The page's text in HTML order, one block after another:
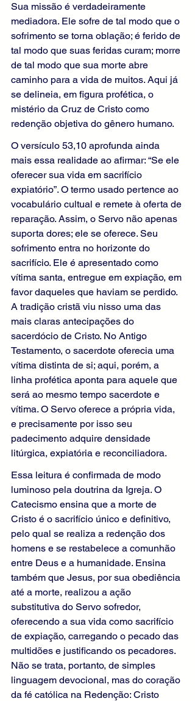
Sua missão é verdadeiramente
mediadora. Ele sofre de tal modo que o
sofrimento se torna oblação; é ferido de
tal modo que suas feridas curam; morre
de tal modo que sua morte abre
caminho para a vida de muitos. Aqui já
se delineia, em figura profética, o
mistério da Cruz de Cristo como
redenção objetiva do gênero humano.
O versículo 53,10 aprofunda ainda
mais essa realidade ao afirmar: “Se ele
oferecer sua vida em sacrifício
expiatório”. O termo usado pertence ao
vocabulário cultual e remete à oferta de
reparação. Assim, o Servo não apenas
suporta dores; ele se oferece. Seu
sofrimento entra no horizonte do
sacrifício. Ele é apresentado como
vítima santa, entregue em expiação, em
favor daqueles que haviam se perdido.
A tradição cristã viu nisso uma das
mais claras antecipações do
sacerdócio de Cristo. No Antigo
Testamento, o sacerdote oferecia uma
vítima distinta de si; aqui, porém, a
linha profética aponta para aquele que
será ao mesmo tempo sacerdote e
vítima. O Servo oferece a própria vida,
e precisamente por isso seu
padecimento adquire densidade
litúrgica, expiatória e reconciliadora.
Essa leitura é confirmada de modo
luminoso pela doutrina da Igreja. O
Catecismo ensina que a morte de
Cristo é o sacrifício único e definitivo,
pelo qual se realiza a redenção dos
homens e se restabelece a comunhão
entre Deus e a humanidade. Ensina
também que Jesus, por sua obediência
até a morte, realizou a ação
substitutiva do Servo sofredor,
oferecendo a sua vida como sacrifício
de expiação, carregando o pecado das
multidões e justificando os pecadores.
Não se trata, portanto, de simples
linguagem devocional, mas do coração
da fé católica na Redenção: Cristo